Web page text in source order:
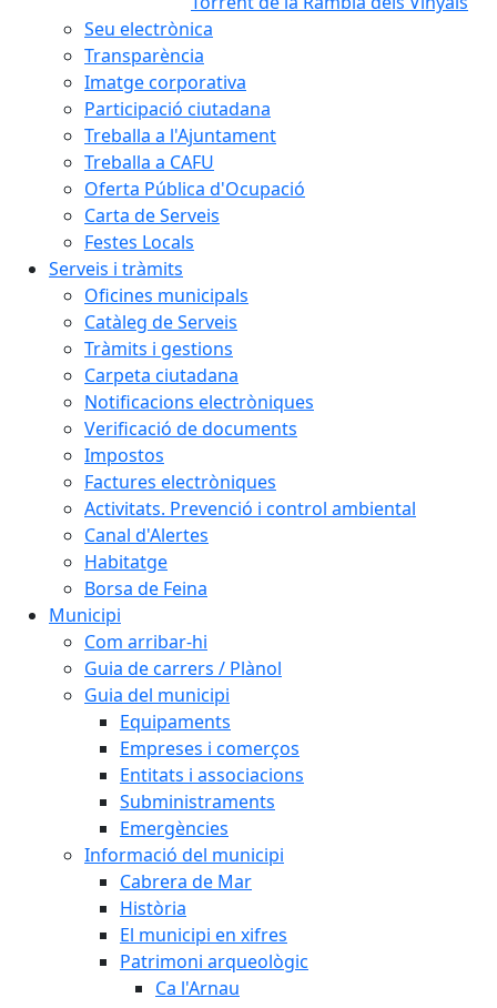
Seu electrònica
Transparència
Imatge corporativa
Participació ciutadana
Treballa a l'Ajuntament
Treballa a CAFU
Oferta Pública d'Ocupació
Carta de Serveis
Festes Locals
Serveis i tràmits
Oficines municipals
Catàleg de Serveis
Tràmits i gestions
Carpeta ciutadana
Notificacions electròniques
Verificació de documents
Impostos
Factures electròniques
Activitats. Prevenció i control ambiental
Canal d'Alertes
Habitatge
Borsa de Feina
Municipi
Com arribar-hi
Guia de carrers / Plànol
Guia del municipi
Equipaments
Empreses i comerços
Entitats i associacions
Subministraments
Emergències
Informació del municipi
Cabrera de Mar
Història
El municipi en xifres
Patrimoni arqueològic
Ca l'Arnau